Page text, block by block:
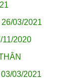
03/2021
11/2020
03/2021